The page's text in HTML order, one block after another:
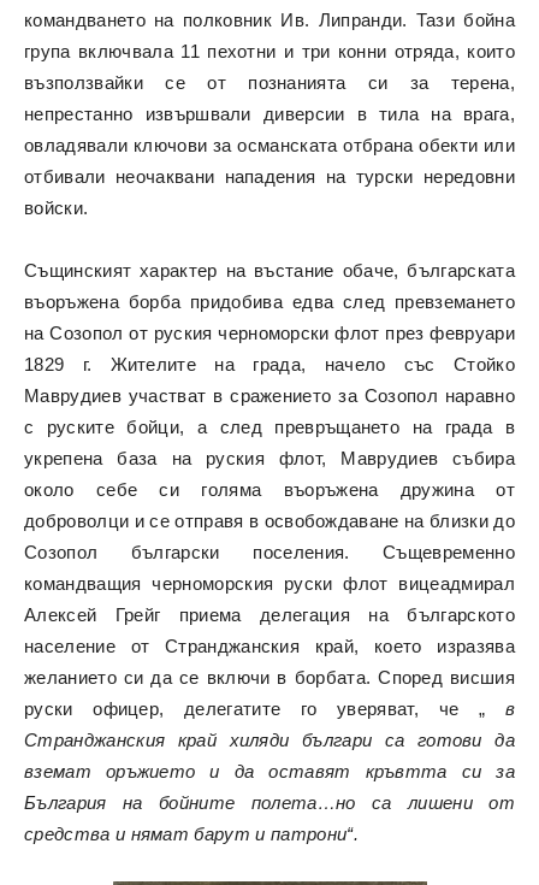
командването на полковник Ив. Липранди. Тази бойна
група включвала 11 пехотни и три конни отряда, които
възползвайки се от познанията си за терена,
непрестанно извършвали диверсии в тила на врага,
овладявали ключови за османската отбрана обекти или
отбивали неочаквани нападения на турски нередовни
войски.
Същинският характер на въстание обаче, българската
въоръжена борба придобива едва след превземането
на Созопол от руския черноморски флот през февруари
1829 г. Жителите на града, начело със Стойко
Маврудиев участват в сражението за Созопол наравно
с руските бойци, а след превръщането на града в
укрепена база на руския флот, Маврудиев събира
около себе си голяма въоръжена дружина от
доброволци и се отправя в освобождаване на близки до
Созопол български поселения. Същевременно
командващия черноморския руски флот вицеадмирал
Алексей Грейг приема делегация на българското
население от Странджанския край, което изразява
желанието си да се включи в борбата. Според висшия
руски офицер, делегатите го уверяват, че „ в
Странджанския край хиляди българи са готови да
вземат оръжието и да оставят кръвтта си за
България на бойните полета…но са лишени от
средства и нямат барут и патрони“.